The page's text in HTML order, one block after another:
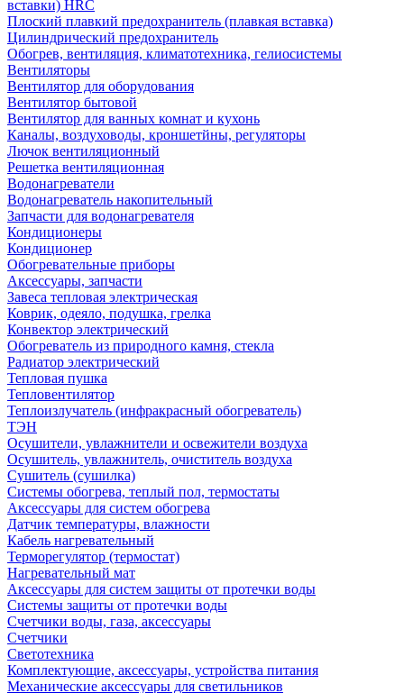
вставки) HRC
Плоский плавкий предохранитель (плавкая вставка)
Цилиндрический предохранитель
Обогрев, вентиляция, климатотехника, гелиосистемы
Вентиляторы
Вентилятор для оборудования
Вентилятор бытовой
Вентилятор для ванных комнат и кухонь
Каналы, воздуховоды, кроншетйны, регуляторы
Лючок вентиляционный
Решетка вентиляционная
Водонагреватели
Водонагреватель накопительный
Запчасти для водонагревателя
Кондиционеры
Кондиционер
Обогревательные приборы
Аксессуары, запчасти
Завеса тепловая электрическая
Коврик, одеяло, подушка, грелка
Конвектор электрический
Обогреватель из природного камня, стекла
Радиатор электрический
Тепловая пушка
Тепловентилятор
Теплоизлучатель (инфракрасный обогреватель)
ТЭН
Осушители, увлажнители и освежители воздуха
Осушитель, увлажнитель, очиститель воздуха
Сушитель (сушилка)
Системы обогрева, теплый пол, термостаты
Аксессуары для систем обогрева
Датчик температуры, влажности
Кабель нагревательный
Терморегулятор (термостат)
Нагревательный мат
Аксессуары для систем защиты от протечки воды
Системы защиты от протечки воды
Счетчики воды, газа, аксессуары
Счетчики
Светотехника
Комплектующие, аксессуары, устройства питания
Механические аксессуары для светильников